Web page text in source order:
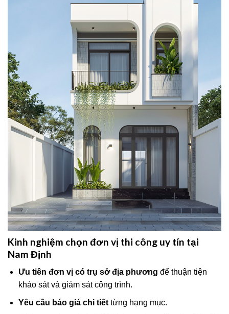
Kinh nghiệm chọn đơn vị thi công uy tín tại
Nam Định
Ưu tiên đơn vị có trụ sở địa phương để thuận tiện
khảo sát và giám sát công trình.
Yêu cầu báo giá chi tiếttừng hạng mục.